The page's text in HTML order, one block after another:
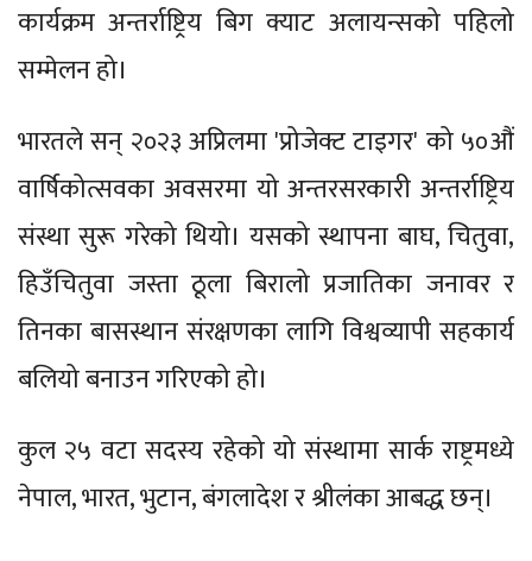
कार्यक्रम अन्तर्राष्ट्रिय बिग क्याट अलायन्सको पहिलो
सम्मेलन हो।
भारतले सन् २०२३ अप्रिलमा 'प्रोजेक्ट टाइगर' को ५०औं
वार्षिकोत्सवका अवसरमा यो अन्तरसरकारी अन्तर्राष्ट्रिय
संस्था सुरू गरेको थियो। यसको स्थापना बाघ, चितुवा,
हिउँचितुवा जस्ता ठूला बिरालो प्रजातिका जनावर र
तिनका बासस्थान संरक्षणका लागि विश्वव्यापी सहकार्य
बलियो बनाउन गरिएको हो।
कुल २५ वटा सदस्य रहेको यो संस्थामा सार्क राष्ट्रमध्ये
नेपाल, भारत, भुटान, बंगलादेश र श्रीलंका आबद्ध छन्।